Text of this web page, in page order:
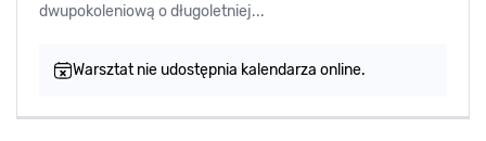
dwupokoleniową o długoletniej...
Warsztat nie udostępnia kalendarza online.